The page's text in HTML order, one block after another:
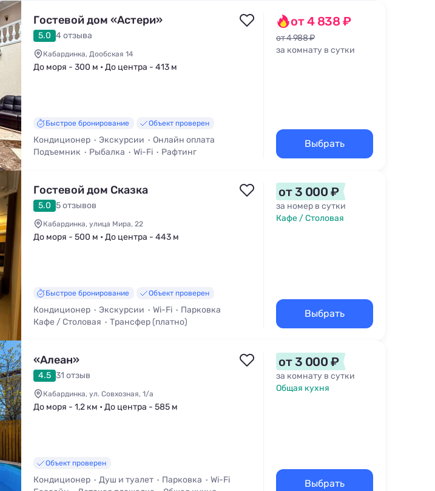
Гостевой дом «Астери»
5.0 4 отзыва
Кабардинка, Дообская 14
До моря - 300 м • До центра - 413 м
Быстрое бронирование Объект проверен
Кондиционер Экскурсии
Онлайн оплата
Подъемник
Рыбалка Wi-Fi Рафтинг
от 4 838 ₽
от 4 988 ₽
за комнату в сутки
Выбрать
Гостевой дом Сказка
5.0 5 отзывов
Кабардинка, улица Мира, 22
До моря - 500 м • До центра - 443 м
Быстрое бронирование Объект проверен
Кондиционер Экскурсии Wi-Fi
Парковка
Кафе / Столовая
Трансфер (платно)
от 3 000 ₽
за номер в сутки
Кафе / Столовая
Выбрать
«Алеан»
4.5 31 отзыв
Кабардинка, ул. Совхозная, 1/а
До моря - 1,2 км • До центра - 585 м
Объект проверен
Кондиционер Душ и туалет Парковка
Wi-Fi
от 3 000 ₽
за комнату в сутки
Общая кухня
Выбрать